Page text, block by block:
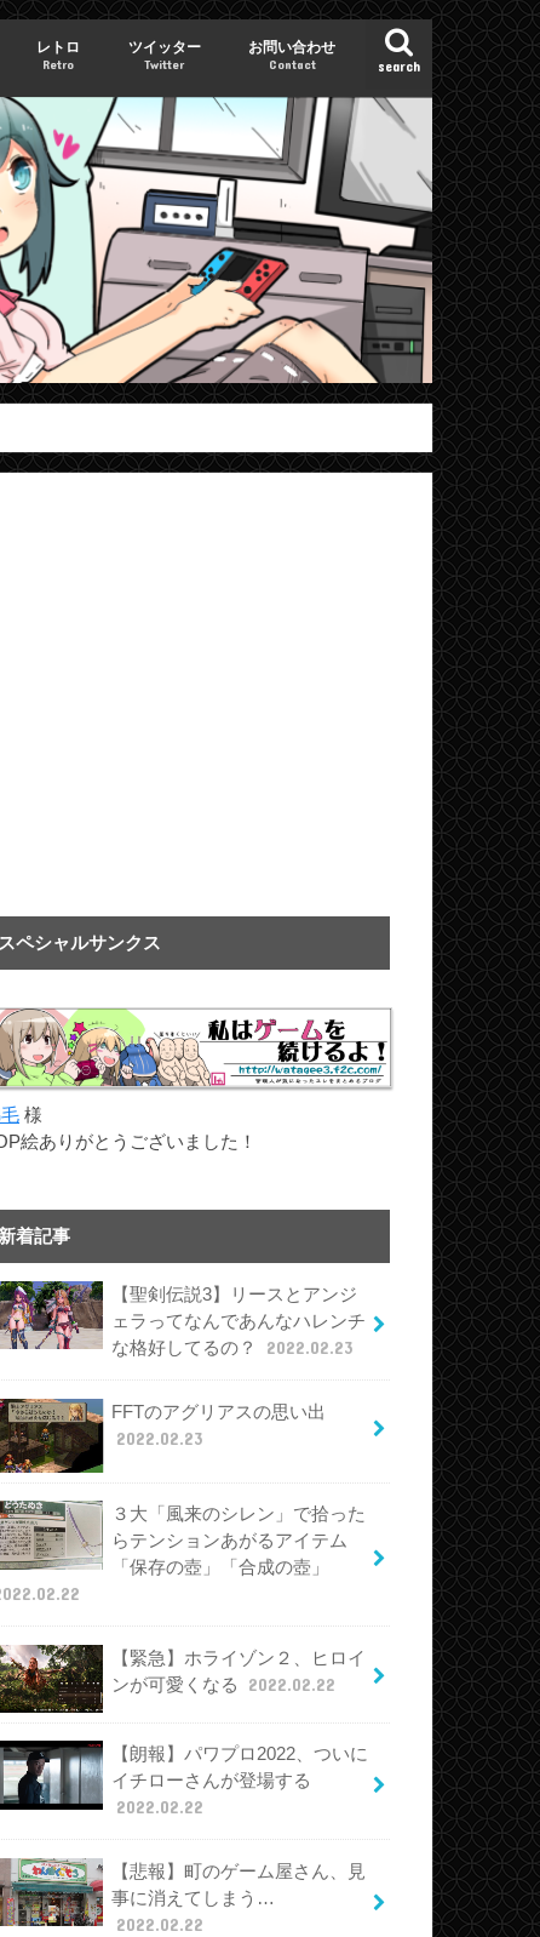
search
レトロ
Retro
ツイッター
Twitter
お問い合わせ
Contact
スペシャルサンクス
様
絵ありがとうございました！
新着記事
【聖剣伝説3】リースとアンジ
ェラってなんであんなハレンチ
な格好してるの？
2022.02.23
FFTのアグリアスの思い出
2022.02.23
３大「風来のシレン」で拾った
らテンションあがるアイテム
「保存の壺」「合成の壺」
【緊急】ホライゾン２、ヒロイ
ンが可愛くなる
2022.02.22
【朗報】パワプロ2022、ついに
イチローさんが登場する
2022.02.22
【悲報】町のゲーム屋さん、見
事に消えてしまう…
2022.02.22